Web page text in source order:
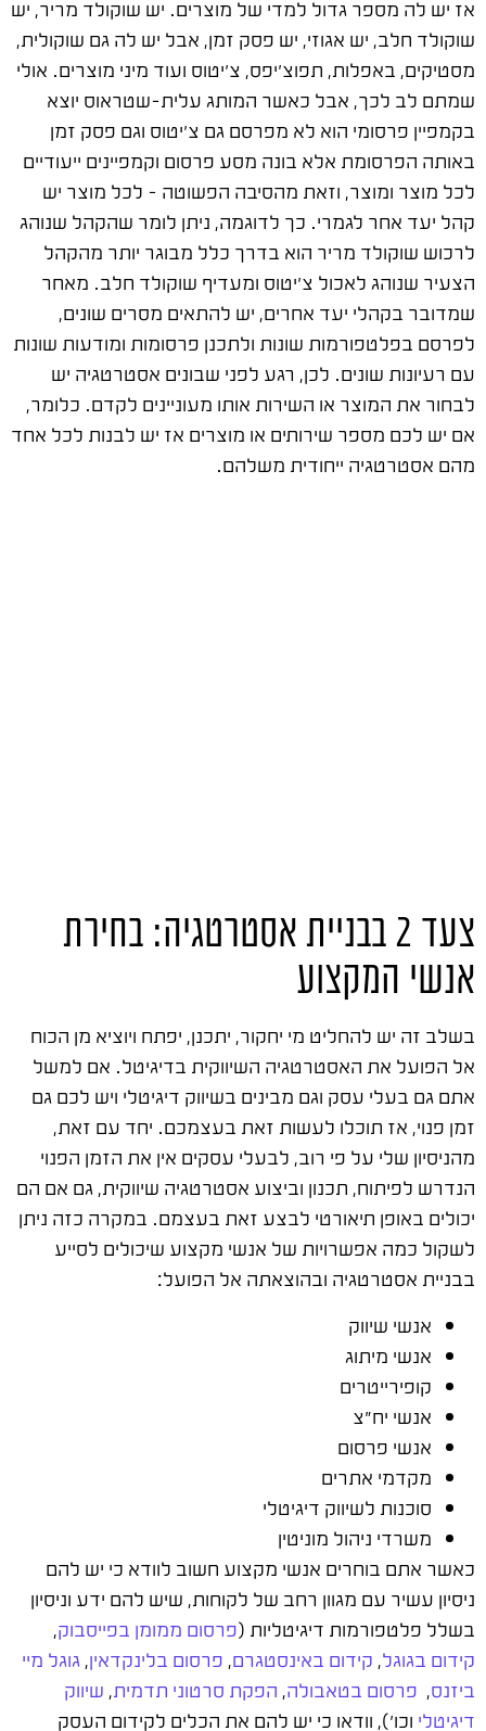
אז יש לה מספר גדול למדי של מוצרים. יש שוקולד מריר, יש
שוקולד חלב, יש אגוזי, יש פסק זמן, אבל יש לה גם שוקולית,
מסטיקים, באפלות, תפוצ'יפס, צ'יטוס ועוד מיני מוצרים. אולי
שמתם לב לכך, אבל כאשר המותג עלית-שטראוס יוצא
בקמפיין פרסומי הוא לא מפרסם גם צ'יטוס וגם פסק זמן
באותה הפרסומת אלא בונה מסע פרסום וקמפיינים ייעודיים
לכל מוצר ומוצר, וזאת מהסיבה הפשוטה – לכל מוצר יש
קהל יעד אחר לגמרי. כך לדוגמה, ניתן לומר שהקהל שנוהג
לרכוש שוקולד מריר הוא בדרך כלל מבוגר יותר מהקהל
הצעיר שנוהג לאכול צ'יטוס ומעדיף שוקולד חלב. מאחר
שמדובר בקהלי יעד אחרים, יש להתאים מסרים שונים,
לפרסם בפלטפורמות שונות ולתכנן פרסומות ומודעות שונות
עם רעיונות שונים. לכן, רגע לפני שבונים אסטרטגיה יש
לבחור את המוצר או השירות אותו מעוניינים לקדם. כלומר,
אם יש לכם מספר שירותים או מוצרים אז יש לבנות לכל אחד
מהם אסטרטגיה ייחודית משלהם.
צעד 2 בבניית אסטרטגיה: בחירת
אנשי המקצוע
בשלב זה יש להחליט מי יחקור, יתכנן, יפתח ויוציא מן הכוח
אל הפועל את האסטרטגיה השיווקית בדיגיטל. אם למשל
אתם גם בעלי עסק וגם מבינים בשיווק דיגיטלי ויש לכם גם
זמן פנוי, אז תוכלו לעשות זאת בעצמכם. יחד עם זאת,
מהניסיון שלי על פי רוב, לבעלי עסקים אין את הזמן הפנוי
הנדרש לפיתוח, תכנון וביצוע אסטרטגיה שיווקית, גם אם הם
יכולים באופן תיאורטי לבצע זאת בעצמם. במקרה כזה ניתן
לשקול כמה אפשרויות של אנשי מקצוע שיכולים לסייע
בבניית אסטרטגיה ובהוצאתה אל הפועל:
אנשי שיווק
אנשי מיתוג
קופירייטרים
אנשי יח"צ
אנשי פרסום
מקדמי אתרים
סוכנות לשיווק דיגיטלי
משרדי ניהול מוניטין
כאשר אתם בוחרים אנשי מקצוע חשוב לוודא כי יש להם
ניסיון עשיר עם מגוון רחב של לקוחות, שיש להם ידע וניסיון
בשלל פלטפורמות דיגיטליות (פרסום ממומן בפייסבוק,
קידום בגוגל, קידום באינסטגרם, פרסום בלינקדאין,גוגל מיי
ביזנס, פרסום בטאבולה, הפקת סרטוני תדמית, שיווק
דיגיטלי וכו'), וודאו כי יש להם את הכלים לקידום העסק